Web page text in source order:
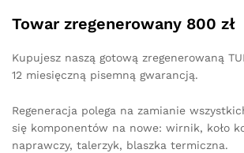
Towar zregenerowany 800 zł
Kupujesz naszą gotową zregenerowaną
12 miesięczną pisemną gwarancją.
Regeneracja polega na zamianie
się komponentów na nowe: wirnik, koło
naprawczy, talerzyk, blaszka termiczna.